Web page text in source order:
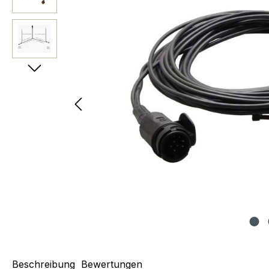
Beschreibung Bewertungen